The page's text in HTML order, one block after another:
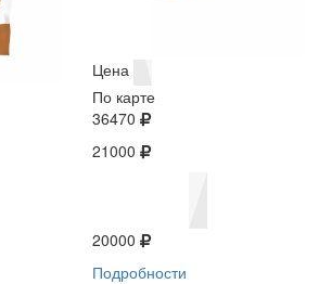
Цена
По карте
36470
21000
20000
Подробности